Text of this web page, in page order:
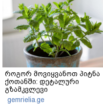
როგორ მოვიყვანოთ პიტნა
ქოთანში: დეტალური
გზამკვლევი
gemrielia.ge